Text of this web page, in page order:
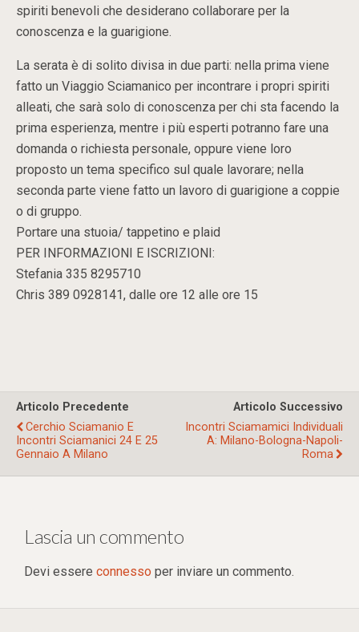
spiriti benevoli che desiderano collaborare per la
conoscenza e la guarigione.
La serata è di solito divisa in due parti: nella prima viene
fatto un Viaggio Sciamanico per incontrare i propri spiriti
alleati, che sarà solo di conoscenza per chi sta facendo la
prima esperienza, mentre i più esperti potranno fare una
domanda o richiesta personale, oppure viene loro
proposto un tema specifico sul quale lavorare; nella
seconda parte viene fatto un lavoro di guarigione a coppie
o di gruppo.
Portare una stuoia/ tappetino e plaid
PER INFORMAZIONI E ISCRIZIONI:
Stefania 335 8295710
Chris 389 0928141, dalle ore 12 alle ore 15
Articolo Precedente
Cerchio Sciamanio E
Incontri Sciamanici 24 E 25
Gennaio A Milano
Articolo Successivo
Incontri Sciamamici Individuali
A: Milano-Bologna-Napoli-
Roma
Lascia un commento
Devi essere connesso per inviare un commento.